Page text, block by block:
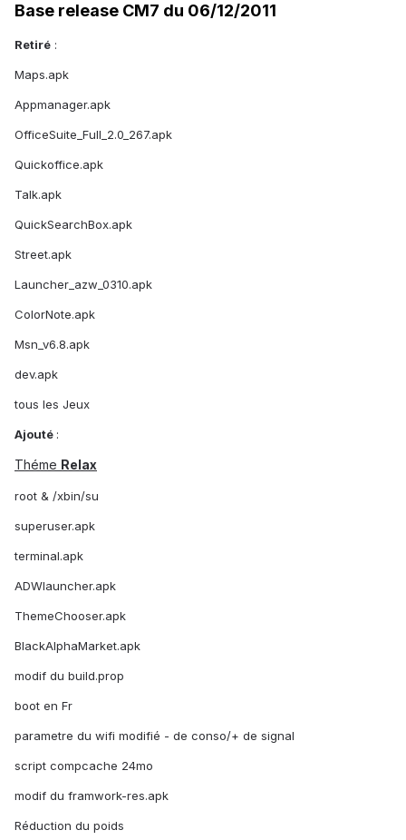
Base release CM7 du 06/12/2011
Retiré :
Maps.apk
Appmanager.apk
OfficeSuite_Full_2.0_267.apk
Quickoffice.apk
Talk.apk
QuickSearchBox.apk
Street.apk
Launcher_azw_0310.apk
ColorNote.apk
Msn_v6.8.apk
dev.apk
tous les Jeux
Ajouté :
Théme Relax
root & /xbin/su
superuser.apk
terminal.apk
ADWlauncher.apk
ThemeChooser.apk
BlackAlphaMarket.apk
modif du build.prop
boot en Fr
parametre du wifi modifié - de conso/+ de signal
script compcache 24mo
modif du framwork-res.apk
Réduction du poids